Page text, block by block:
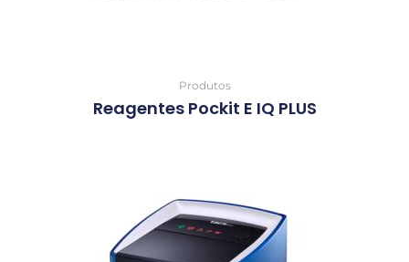
Produtos
Reagentes Pockit E IQ PLUS